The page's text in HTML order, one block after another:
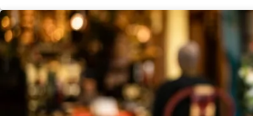
流れや安置期間についても教えていただ
見る